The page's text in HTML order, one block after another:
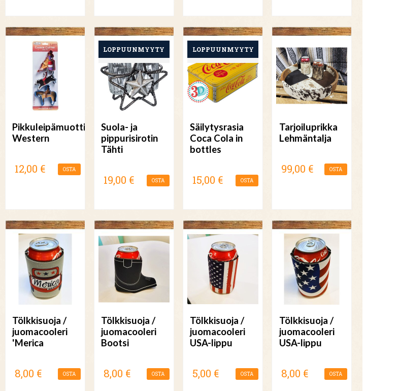
Pikkuleipämuottisetti
Western
12,00 € OSTA
Suola- ja
pippurisirotin
Tähti
19,00 € OSTA
Säilytysrasia
Coca Cola in
bottles
15,00 € OSTA
Tarjoiluprikka
Lehmäntalja
99,00 € OSTA
Tölkkisuoja /
juomacooleri
'Merica
8,00 € OSTA
Tölkkisuoja /
juomacooleri
Bootsi
8,00 € OSTA
Tölkkisuoja /
juomacooleri
USA-lippu
5,00 € OSTA
Tölkkisuoja /
juomacooleri
USA-lippu
8,00 € OSTA